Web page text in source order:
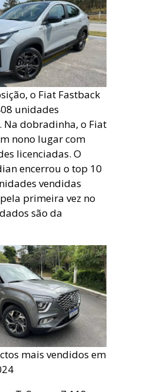
o Fiat Fastback
unidades
Na dobradinha, o Fiat
nono lugar com
licenciadas. O
encerrou o top 10
vendidas
primeira vez no
são da
mais vendidos em